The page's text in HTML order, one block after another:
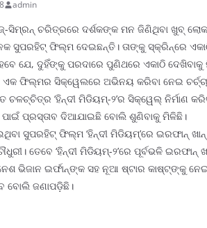
admin
ସିମ୍ରନ୍ ଚରିତ୍ରରେ ଦର୍ଶକଙ୍କ ମନ ଜିଣିଥିବା ଖୁବ୍
ଫିଲ୍ମ ଦେଇଛନ୍ତି। ତାଙ୍କୁ ସ୍କ୍ରିନ୍ରେ ଏକାଠି
ଯେ, ଦୁହିଁଙ୍କୁ ପରଦାରେ ପୁଣିଥରେ ଏକାଠି ଦେଖିବାକୁ
ଫିଲ୍ମର ସିକ୍ୱେଲରେ ଅଭିନୟ କରିବା ନେଇ ଚର୍ଚ୍ଚା
ଚଳଚ୍ଚିତ୍ର ‘ହିନ୍ଦୀ ମିଡିୟମ୍-୨’ର ସିକ୍ୱେଲ୍ ନିର୍ମାଣ
ପ୍ରସ୍ତାବ ଦିଆଯାଇଛି ବୋଲି ଶୁଣିବାକୁ ମିଳିଛି।
ସୁପରହିଟ୍ ଫିଲ୍ମ ‘ହିନ୍ଦୀ ମିଡିୟମ୍’ରେ ଇରଫାନ୍
ତେବେ ‘ହିନ୍ଦୀ ମିଡିୟମ୍-୨’ରେ ପୂର୍ବଭଳି
ଭିଜାନ ଇର୍ଫାନ୍ଙ୍କ ସହ ନୂଆ ଷ୍ଟାର କାଷ୍ଟ୍ଙ୍କୁ
ବୋଲି ଜଣାପଡ଼ିଛି।